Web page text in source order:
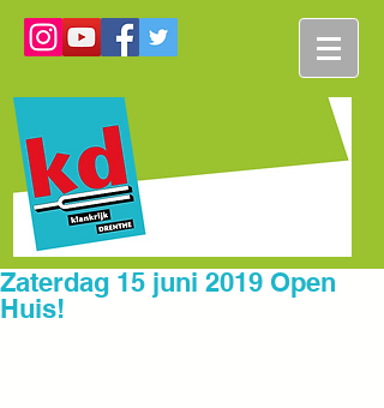
Zaterdag 15 juni 2019 Open
Huis!